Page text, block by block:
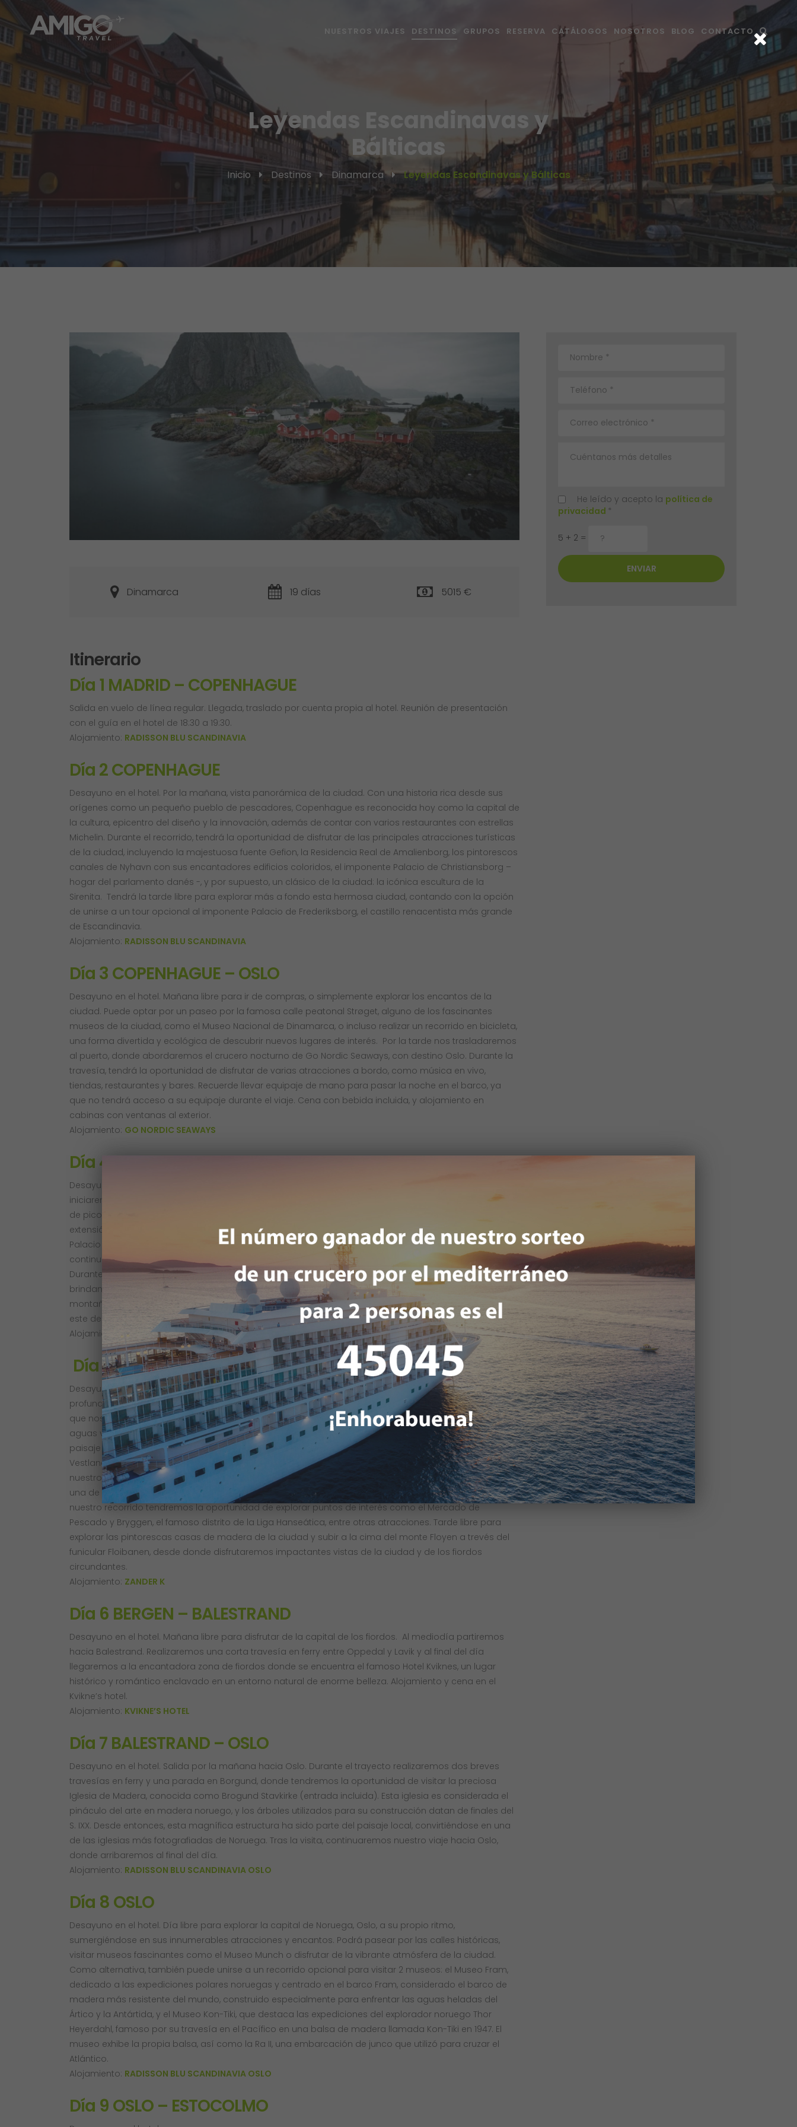
NUESTROS VIAJES DESTINOS GRUPOS RESERVA CATÁLOGOS NOSOTROS BLOG CONTACTO
Leyendas Escandinavas y
Bálticas
Inicio Destinos Dinamarca Leyendas Escandinavas y Bálticas
Dinamarca 19 días 5015 €
Itinerario
Día 1 MADRID – COPENHAGUE
Salida en vuelo de línea regular. Llegada, traslado por cuenta propia al hotel. Reunión de presentación
con el guía en el hotel de 18:30 a 19:30.
Alojamiento: RADISSON BLU SCANDINAVIA
Día 2 COPENHAGUE
Desayuno en el hotel. Por la mañana, vista panorámica de la ciudad. Con una historia rica desde sus
orígenes como un pequeño pueblo de pescadores, Copenhague es reconocida hoy como la capital de
la cultura, epicentro del diseño y la innovación, además de contar con varios restaurantes con estrellas
Michelin. Durante el recorrido, tendrá la oportunidad de disfrutar de las principales atracciones turísticas
de la ciudad, incluyendo la majestuosa fuente Gefion, la Residencia Real de Amalienborg, los pintorescos
canales de Nyhavn con sus encantadores edificios coloridos, el imponente Palacio de Christiansborg –
hogar del parlamento danés -, y por supuesto, un clásico de la ciudad: la icónica escultura de la
Sirenita. Tendrá la tarde libre para explorar más a fondo esta hermosa ciudad, contando con la opción
de unirse a un tour opcional al imponente Palacio de Frederiksborg, el castillo renacentista más grande
de Escandinavia.
Alojamiento: RADISSON BLU SCANDINAVIA
Día 3 COPENHAGUE – OSLO
Desayuno en el hotel. Mañana libre para ir de compras, o simplemente explorar los encantos de la
ciudad. Puede optar por un paseo por la famosa calle peatonal Strøget, alguno de los fascinantes
museos de la ciudad, como el Museo Nacional de Dinamarca, o incluso realizar un recorrido en bicicleta,
una forma divertida y ecológica de descubrir nuevos lugares de interés. Por la tarde nos trasladaremos
al puerto, donde abordaremos el crucero nocturno de Go Nordic Seaways, con destino Oslo. Durante la
travesía, tendrá la oportunidad de disfrutar de varias atracciones a bordo, como música en vivo,
tiendas, restaurantes y bares. Recuerde llevar equipaje de mano para pasar la noche en el barco, ya
que no tendrá acceso a su equipaje durante el viaje. Cena con bebida incluida, y alojamiento en
cabinas con ventanas al exterior.
Alojamiento: GO NORDIC SEAWAYS
Día 4 OSLO – GEILO
Desayuno a bordo del crucero, disfrutando de la hermosa vista de los Fiordos de Oslo. Al desembarcar,
iniciaremos la visita guiada por la ciudad. Oslo fue fundada por Harald Hadrade en el siglo XI, rodeada
de picos montañosos y extensos bosques que se encuentran en la cima de un fiordo de 110km de
extensión. Visitaremos el Parque Frogner, con las famosas esculturas del artista Gustav Vigeland, el
Palacio Real, la fortaleza medieval de Akershus, y el exterior del ayuntamiento de Oslo. Por la tarde
continuaremos nuestro viaje hacia Geilo, pasando por Hønefoss, una famosa estación de esquí.
Durante el recorrido, se nos presentarán paisajes inolvidables con extensas montañas y sinuosos ríos,
brindando una experiencia visual de lo más extraordinaria. Al llegar a Geilo, el famoso pueblo de
montaña ubicado en el corazón de las tierras altas noruegas nos envolverá una atmósfera serena en
este destino único donde pasaremos la noche. Cena.
Alojamiento:
DR HOLMS
Día 5 GEILO – BERGEN
Desayuno en el hotel. Por la mañana partiremos hacia la región de Sognefjord, el fiordo más ancho y
profundo de Noruega, más conocido como “El Fiordo de los Sueños”. Durante este magnífico recorrido,
que nos llevará desde Flam hasta Gudvangen en crucero, quedaremos cautivados por la belleza de las
aguas verdes y cristalinas, los impresionantes acantilados y las cascadas que adornan este bello
paisaje natural. Al final del recorrido en crucero, continuaremos hacia Bergen, pasando por la región de
Vestland, cuyo paisaje representa escenarios encantadores. Al llegar a Bergen comenzaremos con
nuestro recorrido panorámico de la ciudad, acompañados de nuestro guía. Bergen es considerada
una de las ciudades con más encanto de Europa, conocida como la “Capital de los Fiordos”. Durante
nuestro recorrido tendremos la oportunidad de explorar puntos de interés como el Mercado de
Pescado y Bryggen, el famoso distrito de la Liga Hanseática, entre otras atracciones. Tarde libre para
explorar las pintorescas casas de madera de la ciudad y subir a la cima del monte Floyen a trevés del
funicular Floibanen, desde donde disfrutaremos impactantes vistas de la ciudad y de los fiordos
circundantes.
Alojamiento: ZANDER K
Día 6 BERGEN – BALESTRAND
Desayuno en el hotel. Mañana libre para disfrutar de la capital de los fiordos. Al mediodía partiremos
hacia Balestrand. Realizaremos una corta travesía en ferry entre Oppedal y Lavik y al final del día
llegaremos a la encantadora zona de fiordos donde se encuentra el famoso Hotel Kviknes, un lugar
histórico y romántico enclavado en un entorno natural de enorme belleza. Alojamiento y cena en el
Kvikne’s hotel.
Alojamiento: KVIKNE’S HOTEL
Día 7 BALESTRAND – OSLO
Desayuno en el hotel. Salida por la mañana hacia Oslo. Durante el trayecto realizaremos dos breves
travesías en ferry y una parada en Borgund, donde tendremos la oportunidad de visitar la preciosa
Iglesia de Madera, conocida como Brogund Stavkirke (entrada incluida). Esta iglesia es considerada el
pináculo del arte en madera noruego, y los árboles utilizados para su construcción datan de finales del
S. IXX. Desde entonces, esta magnífica estructura ha sido parte del paisaje local, convirtiéndose en una
de las iglesias más fotografiadas de Noruega. Tras la visita, continuaremos nuestro viaje hacia Oslo,
donde arribaremos al final del día.
Alojamiento: RADISSON BLU SCANDINAVIA OSLO
Día 8 OSLO
Desayuno en el hotel. Día libre para explorar la capital de Noruega, Oslo, a su propio ritmo,
sumergiéndose en sus innumerables atracciones y encantos. Podrá pasear por las calles históricas,
visitar museos fascinantes como el Museo Munch o disfrutar de la vibrante atmósfera de la ciudad.
Como alternativa, también puede unirse a un recorrido opcional para visitar 2 museos: el Museo Fram,
dedicado a las expediciones polares noruegas y centrado en el barco Fram, considerado el barco de
madera más resistente del mundo, construido especialmente para enfrentar las aguas heladas del
Ártico y la Antártida, y el Museo Kon-Tiki, que destaca las expediciones del explorador noruego Thor
Heyerdahl, famoso por su travesía en el Pacífico en una balsa de madera llamada Kon-Tiki en 1947. El
museo exhibe la propia balsa, así como la Ra II, una embarcación de junco que utilizó para cruzar el
Atlántico.
Alojamiento: RADISSON BLU SCANDINAVIA OSLO
Día 9 OSLO – ESTOCOLMO
He leído y acepto la política de
privacidad *
5 + 2 =
ENVIAR